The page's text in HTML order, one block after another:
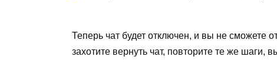
Теперь чат будет отключен, и вы не сможете
захотите вернуть чат, повторите те же шаги,